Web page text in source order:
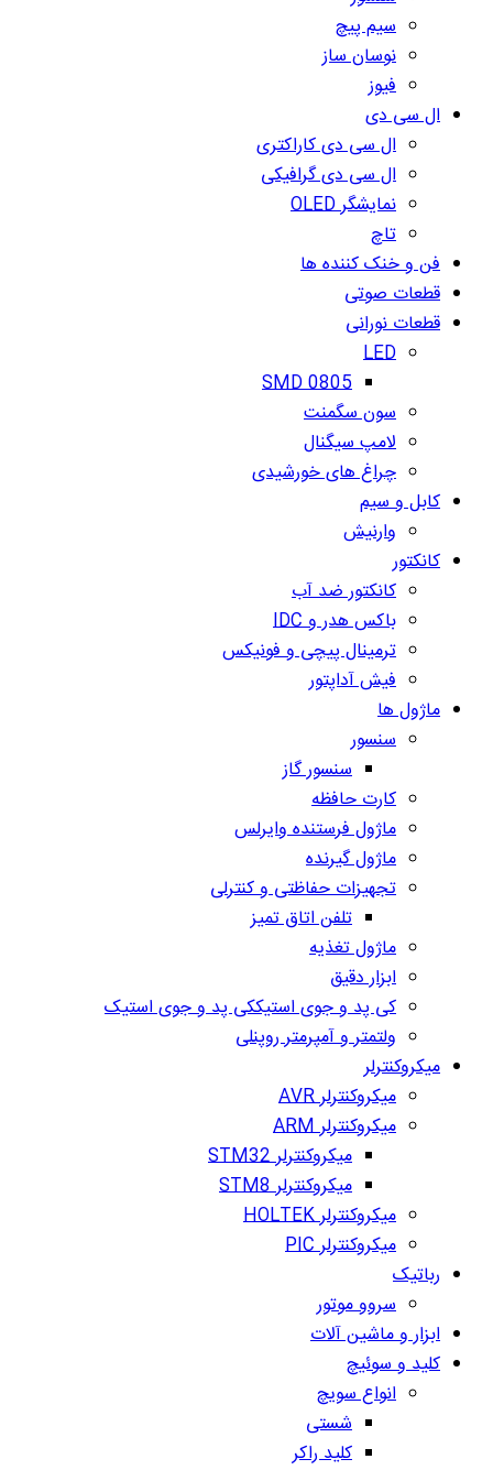
سیم پیچ
نوسان ساز
فیوز
ال سی دی
ال سی دی کاراکتری
ال سی دی گرافیکی
نمایشگر OLED
تاچ
فن و خنک کننده ها
قطعات صوتی
قطعات نورانی
LED
SMD 0805
سون سگمنت
لامپ سیگنال
چراغ های خورشیدی
کابل و سیم
وارنیش
کانکتور
کانکتور ضد آب
باکس هدر و IDC
ترمینال پیچی و فونیکس
فیش آداپتور
ماژول ها
سنسور
سنسور گاز
کارت حافظه
ماژول فرستنده وایرلس
ماژول گیرنده
تجهیزات حفاظتی و کنترلی
تلفن اتاق تمیز
ماژول تغذیه
ابزار دقیق
کی پد و جوی استیککی پد و جوی استیک
ولتمتر و آمپرمتر روپنلی
میکروکنترلر
میکروکنترلر AVR
میکروکنترلر ARM
میکروکنترلر STM32
میکروکنترلر STM8
میکروکنترلر HOLTEK
میکروکنترلر PIC
رباتیک
سروو موتور
ابزار و ماشین آلات
کلید و سوئیچ
انواع سویچ
شستی
کلید راکر